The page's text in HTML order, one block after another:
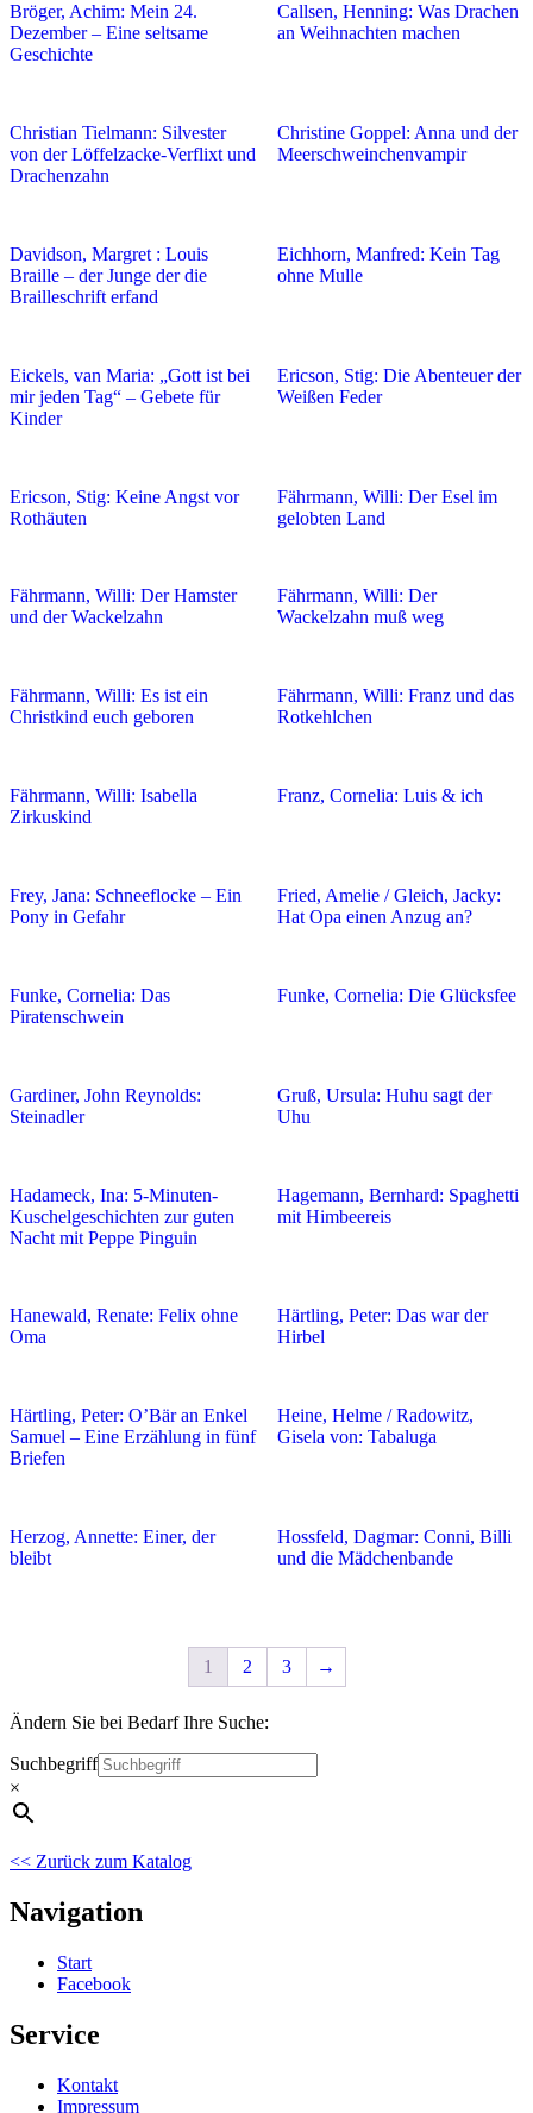
Bröger, Achim: Mein 24.
Dezember – Eine seltsame
Geschichte
Callsen, Henning: Was Drachen
an Weihnachten machen
Christian Tielmann: Silvester
von der Löffelzacke-Verflixt und
Drachenzahn
Christine Goppel: Anna und der
Meerschweinchenvampir
Davidson, Margret : Louis
Braille – der Junge der die
Brailleschrift erfand
Eichhorn, Manfred: Kein Tag
ohne Mulle
Eickels, van Maria: „Gott ist bei
mir jeden Tag“ – Gebete für
Kinder
Ericson, Stig: Die Abenteuer der
Weißen Feder
Ericson, Stig: Keine Angst vor
Rothäuten
Fährmann, Willi: Der Esel im
gelobten Land
Fährmann, Willi: Der Hamster
und der Wackelzahn
Fährmann, Willi: Der
Wackelzahn muß weg
Fährmann, Willi: Es ist ein
Christkind euch geboren
Fährmann, Willi: Franz und das
Rotkehlchen
Fährmann, Willi: Isabella
Zirkuskind
Franz, Cornelia: Luis & ich
Frey, Jana: Schneeflocke – Ein
Pony in Gefahr
Fried, Amelie / Gleich, Jacky:
Hat Opa einen Anzug an?
Funke, Cornelia: Das
Piratenschwein
Funke, Cornelia: Die Glücksfee
Gardiner, John Reynolds:
Steinadler
Gruß, Ursula: Huhu sagt der
Uhu
Hadameck, Ina: 5-Minuten-
Kuschelgeschichten zur guten
Nacht mit Peppe Pinguin
Hagemann, Bernhard: Spaghetti
mit Himbeereis
Hanewald, Renate: Felix ohne
Oma
Härtling, Peter: Das war der
Hirbel
Härtling, Peter: O’Bär an Enkel
Samuel – Eine Erzählung in fünf
Briefen
Heine, Helme / Radowitz,
Gisela von: Tabaluga
Herzog, Annette: Einer, der
bleibt
Hossfeld, Dagmar: Conni, Billi
und die Mädchenbande
1 2 3 →
Ändern Sie bei Bedarf Ihre Suche:
Suchbegriff
×
<< Zurück zum Katalog
Navigation
Start
Facebook
Service
Kontakt
Impressum